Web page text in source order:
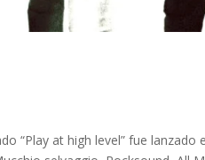
“Play at high level” fue lanzado